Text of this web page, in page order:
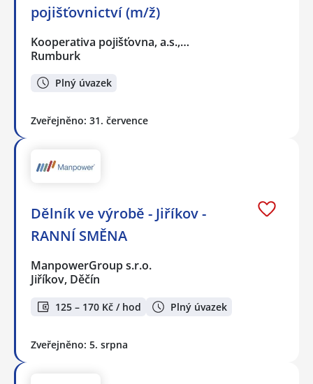
pojišťovnictví (m/ž)
Kooperativa pojišťovna, a.s.,…
Rumburk
Plný úvazek
Zveřejněno: 31. července
Dělník ve výrobě - Jiříkov -
RANNÍ SMĚNA
ManpowerGroup s.r.o.
Jiříkov, Děčín
125 – 170 Kč / hod Plný úvazek
Zveřejněno: 5. srpna